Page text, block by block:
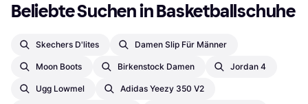
Beliebte Suchen in Basketballschuhe
Skechers D'lites Damen Slip Für Männer
Moon Boots Birkenstock Damen Jordan 4
Ugg Lowmel Adidas Yeezy 350 V2